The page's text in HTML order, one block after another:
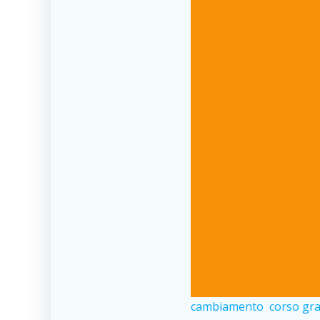
cambiamento corso